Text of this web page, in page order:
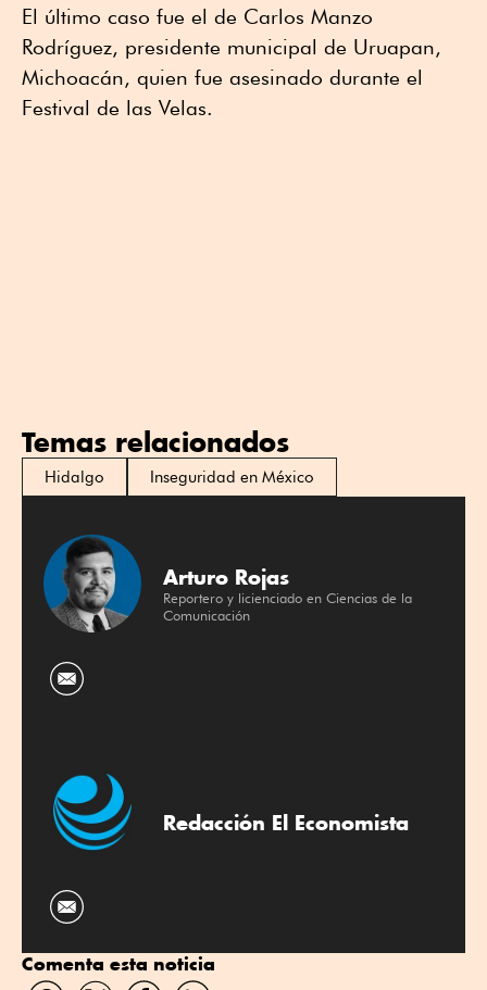
El último caso fue el de Carlos Manzo
Rodríguez, presidente municipal de Uruapan,
Michoacán, quien fue asesinado durante el
Festival de las Velas.
Temas relacionados
Hidalgo Inseguridad en México
Arturo Rojas
Reportero y licienciado en Ciencias de la
Comunicación
Redacción El Economista
Comenta esta noticia